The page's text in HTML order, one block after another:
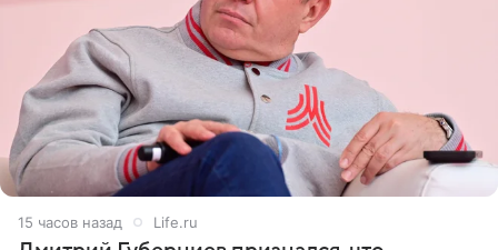
15 часов назад Life.ru